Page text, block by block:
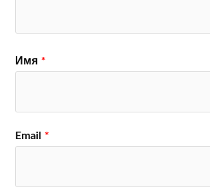
Имя *
Email *